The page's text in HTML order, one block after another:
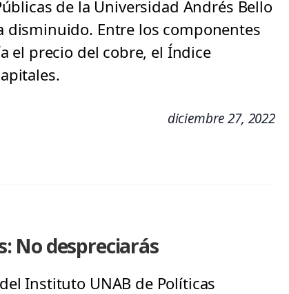
de la Universidad Andrés Bello
disminuido. Entre los componentes
el precio del cobre, el Índice
diciembre 27, 2022
No despreciarás
Instituto UNAB de Políticas